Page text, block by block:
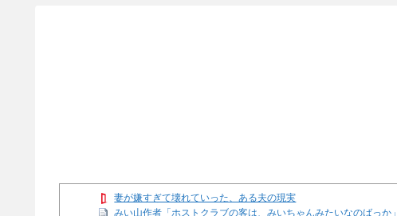
妻が嫌すぎて壊れていった、ある夫の現実
みい山作者「ホストクラブの客は、みいちゃんみたいなのばっか」